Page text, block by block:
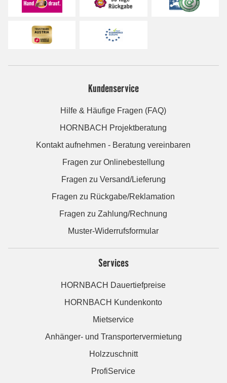
Kundenservice
Hilfe & Häufige Fragen (FAQ)
HORNBACH Projektberatung
Kontakt aufnehmen - Beratung vereinbaren
Fragen zur Onlinebestellung
Fragen zu Versand/Lieferung
Fragen zu Rückgabe/Reklamation
Fragen zu Zahlung/Rechnung
Muster-Widerrufsformular
Services
HORNBACH Dauertiefpreise
HORNBACH Kundenkonto
Mietservice
Anhänger- und Transportervermietung
Holzzuschnitt
ProfiService